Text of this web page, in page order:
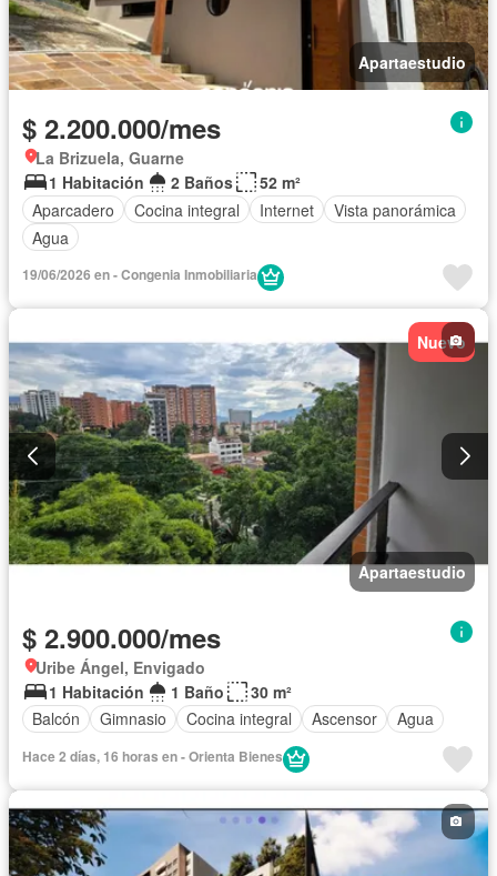
Apartaestudio
$ 2.200.000/mes
La Brizuela, Guarne
1 Habitación
2 Baños
52 m²
Aparcadero
Cocina integral Internet
Vista panorámica
Agua
19/06/2026 en - Congenia Inmobiliaria
Nuevo
Apartaestudio
$ 2.900.000/mes
Uribe Ángel, Envigado
1 Habitación
1 Baño
30 m²
Balcón
Gimnasio Cocina integral Ascensor Agua
Hace 2 días, 16 horas en - Orienta Bienes